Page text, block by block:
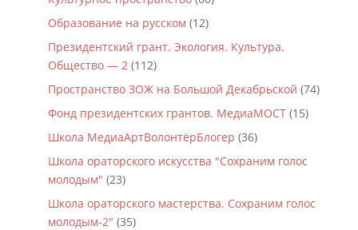
Образование на русском (12)
Президентский грант. Экология. Культура.
Общество — 2(112)
Пространство ЗОЖ на Большой Декабрьской (74)
Фонд президентских грантов. МедиаМОСТ(15)
Школа МедиаАртВолонтёрБлогер (36)
Школа ораторского искусства "Сохраним голос
молодым" (23)
Школа ораторского мастерства. Сохраним голос
молодым-2" (35)